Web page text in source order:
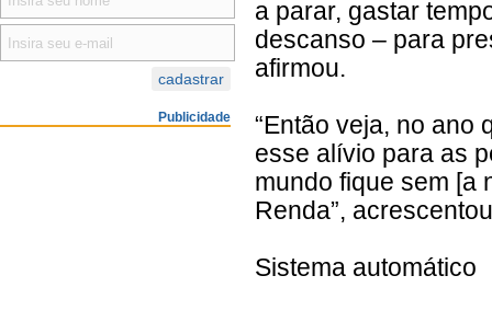
Publicidade
a parar, gastar
descanso – para
afirmou.
“Então veja, no ano
esse alívio para as
mundo fique sem [a
Renda”,
Sistema automático